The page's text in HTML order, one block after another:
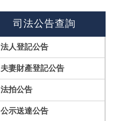
司法公告查詢
法人登記公告
夫妻財產登記公告
法拍公告
公示送達公告